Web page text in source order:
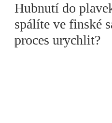
Hubnutí do
spálíte ve finské
proces urychlit?